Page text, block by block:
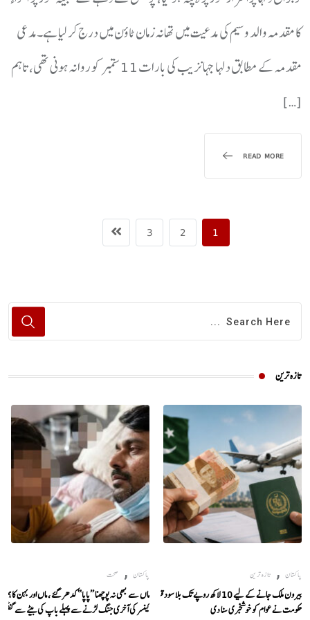
کا مقدمہ والد وسیم کی مدعیت میں تھانہ زمان ٹاؤن میں درج کر لیا ہے۔مدعی
مقدمہ کے مطابق دلہا جہانزیب کی بارات11 ستمبر کو روانہ ہونی تھی، تاہم
[…]
READ MORE
1
2
3
تازہ ترین
پاکستان , تازہ ترین
بیرون ملک جانے کے لیے 10 لاکھ روپے تک بلا سود قرض،
حکومت نے عوام کو خوشخبری سنا دی
پاکستان , صحت
ماں سے کبھی نہ پوچھنا ’’پاپا‘‘ کدھر گئے ، ماں اور بہن کا
کینسر کی آخری جنگ لڑنے سے پہلے باپ کی بیٹے سے گفتگو